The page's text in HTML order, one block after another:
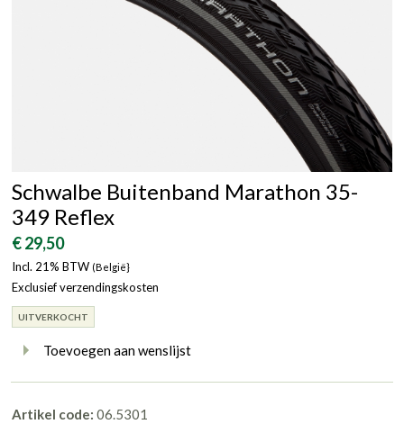
Schwalbe Buitenband Marathon 35-
349 Reflex
€ 29,50
Incl. 21% BTW (België}
Exclusief verzendingskosten
UITVERKOCHT
Toevoegen aan wenslijst
Artikel code: 06.5301